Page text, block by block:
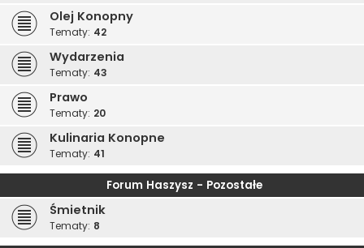
Olej Konopny
Tematy: 42
Wydarzenia
Tematy: 43
Prawo
Tematy: 20
Kulinaria Konopne
Tematy: 41
Forum Haszysz - Pozostałe
Śmietnik
Tematy: 8